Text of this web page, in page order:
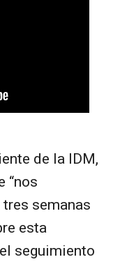
de la IDM,
“nos
semanas
esta
seguimiento